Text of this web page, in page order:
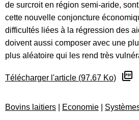
de surcroit en région semi-aride,
cette nouvelle conjoncture
difficultés liées à la régression des
doivent aussi composer avec une
plus aléatoire qui les rend très
Télécharger l'article (97.67 Ko)
Bovins laitiers Economie